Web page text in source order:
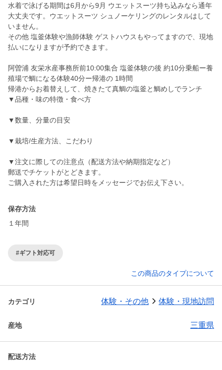
水着で泳げる期間は6月から9月 ウエットスーツ持ち込みなら通年
大丈夫です。ウエットスーツ シュノーケリングのレンタルはして
いません。
その他 塩釜体験や漁師体験 ゲストハウスもやってますので、現地
払いになりますが予約できます。
阿曽浦 友栄水産事務所前10:00集合 塩釜体験の後 約10分乗船ー養
殖場で鯛になる体験40分ー帰港の 1時間
帰港からお着替えして、焼きたて真鯛の塩釜と鯛めしでランチ
▼品種・味の特徴・食べ方
▼数量、分量の目安
▼栽培/生産方法、こだわり
▼注文に際しての注意点（配送方法や納期指定など）
郵送でチケットがとどきます。
ご購入された方は希望日時をメッセージでお伝え下さい。
保存方法
１年間
#ギフト対応可
この商品のタイプについて
カテゴリ 体験・その他 体験・現地訪問
産地 三重県
配送方法